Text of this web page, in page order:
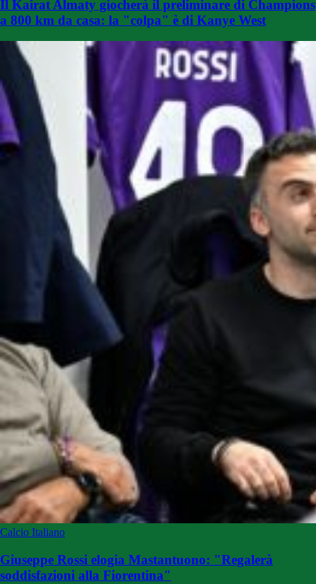
Il Kairat Almaty giocherà il preliminare di Champions
a 800 km da casa: la "colpa" è di Kanye West
Calcio Italiano
Giuseppe Rossi elogia Mastantuono: "Regalerà
soddisfazioni alla Fiorentina"